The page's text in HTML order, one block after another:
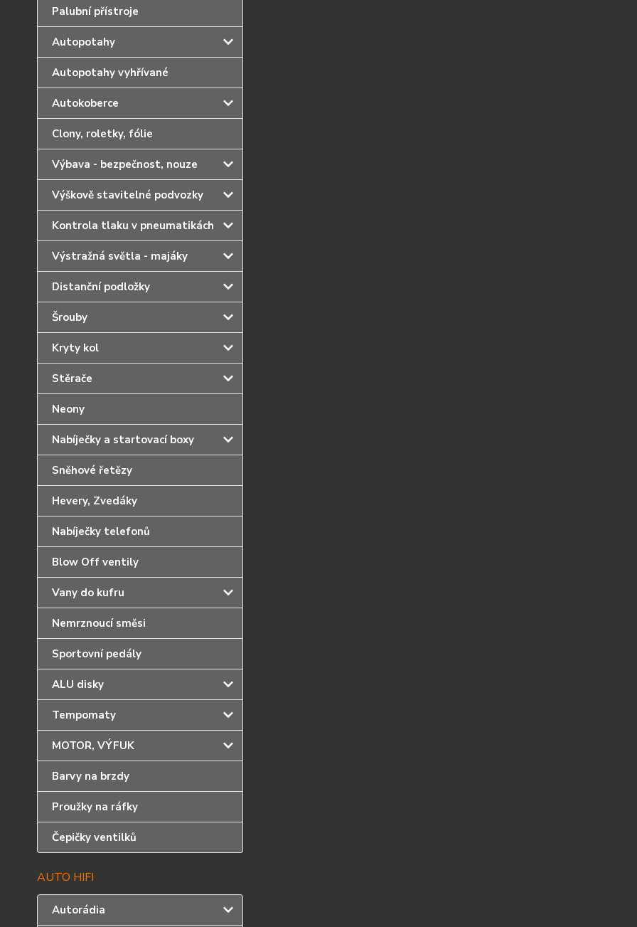
Palubní přístroje
Autopotahy
Autopotahy vyhřívané
Autokoberce
Clony, roletky, fólie
Výbava - bezpečnost, nouze
Výškově stavitelné podvozky
Kontrola tlaku v pneumatikách
Výstražná světla - majáky
Distanční podložky
Šrouby
Kryty kol
Stěrače
Neony
Nabíječky a startovací boxy
Sněhové řetězy
Hevery, Zvedáky
Nabíječky telefonů
Blow Off ventily
Vany do kufru
Nemrznoucí směsi
Sportovní pedály
ALU disky
Tempomaty
MOTOR, VÝFUK
Barvy na brzdy
Proužky na ráfky
Čepičky ventilků
AUTO HIFI
Autorádia